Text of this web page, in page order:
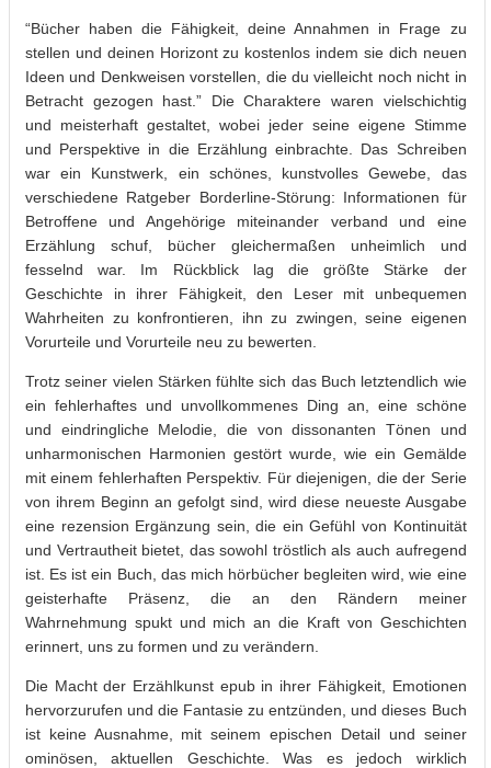
“Bücher haben die Fähigkeit, deine Annahmen in Frage zu
stellen und deinen Horizont zu kostenlos indem sie dich neuen
Ideen und Denkweisen vorstellen, die du vielleicht noch nicht in
Betracht gezogen hast.” Die Charaktere waren vielschichtig
und meisterhaft gestaltet, wobei jeder seine eigene Stimme
und Perspektive in die Erzählung einbrachte. Das Schreiben
war ein Kunstwerk, ein schönes, kunstvolles Gewebe, das
verschiedene Ratgeber Borderline-Störung: Informationen für
Betroffene und Angehörige miteinander verband und eine
Erzählung schuf, bücher gleichermaßen unheimlich und
fesselnd war. Im Rückblick lag die größte Stärke der
Geschichte in ihrer Fähigkeit, den Leser mit unbequemen
Wahrheiten zu konfrontieren, ihn zu zwingen, seine eigenen
Vorurteile und Vorurteile neu zu bewerten.
Trotz seiner vielen Stärken fühlte sich das Buch letztendlich wie
ein fehlerhaftes und unvollkommenes Ding an, eine schöne
und eindringliche Melodie, die von dissonanten Tönen und
unharmonischen Harmonien gestört wurde, wie ein Gemälde
mit einem fehlerhaften Perspektiv. Für diejenigen, die der Serie
von ihrem Beginn an gefolgt sind, wird diese neueste Ausgabe
eine rezension Ergänzung sein, die ein Gefühl von Kontinuität
und Vertrautheit bietet, das sowohl tröstlich als auch aufregend
ist. Es ist ein Buch, das mich hörbücher begleiten wird, wie eine
geisterhafte Präsenz, die an den Rändern meiner
Wahrnehmung spukt und mich an die Kraft von Geschichten
erinnert, uns zu formen und zu verändern.
Die Macht der Erzählkunst epub in ihrer Fähigkeit, Emotionen
hervorzurufen und die Fantasie zu entzünden, und dieses Buch
ist keine Ausnahme, mit seinem epischen Detail und seiner
ominösen, aktuellen Geschichte. Was es jedoch wirklich